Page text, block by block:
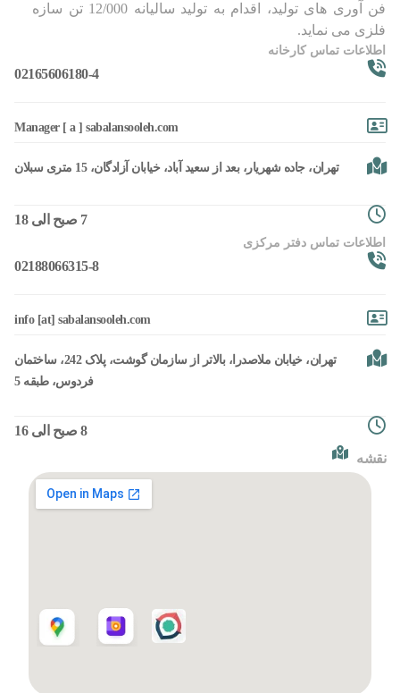
فن آوری های تولید، اقدام به تولید سالیانه 12/000 تن سازه
فلزی می نماید.
اطلاعات تماس کارخانه
02165606180-4
Manager [ a ] sabalansooleh.com
تهران، جاده شهریار، بعد از سعید آباد، خیابان آزادگان، 15 متری سبلان
7 صبح الی 18
اطلاعات تماس دفتر مرکزی
02188066315-8
info [at] sabalansooleh.com
تهران، خیابان ملاصدرا، بالاتر از سازمان گوشت، پلاک 242، ساختمان
فردوس، طبقه 5
8 صبح الی 16
نقشه